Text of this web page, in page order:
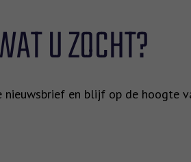
U ZOCHT?
en blijf op de hoogte